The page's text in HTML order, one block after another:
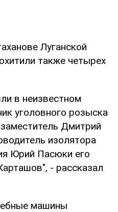
Луганской
также четырех
в неизвестном
уголовного розыска
Дмитрий
изолятора
Юрий Пасюки его
- рассказал
машины